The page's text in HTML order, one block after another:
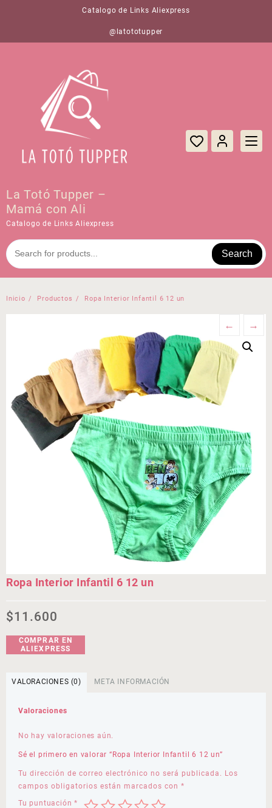
Catalogo de Links Aliexpress
@latototupper
La Totó Tupper –
Mamá con Ali
Catalogo de Links Aliexpress
Search
Inicio Productos Ropa Interior Infantil 6 12 un
← →
Ropa Interior Infantil 6 12 un
$11.600
COMPRAR EN
ALIEXPRESS
VALORACIONES (0) META INFORMACIÓN
Valoraciones
No hay valoraciones aún.
Sé el primero en valorar “Ropa Interior Infantil 6 12 un”
Tu dirección de correo electrónico no será publicada. Los
campos obligatorios están marcados con *
Tu puntuación*